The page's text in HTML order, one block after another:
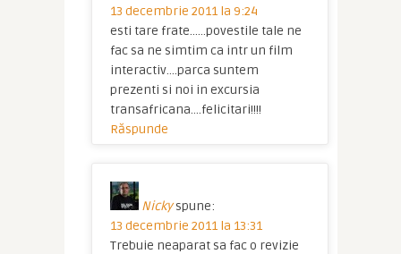
13 decembrie 2011 la 9:24
esti tare frate……povestile tale ne
fac sa ne simtim ca intr un film
interactiv….parca suntem
prezenti si noi in excursia
transafricana….felicitari!!!!
Răspunde
Nicky spune:
13 decembrie 2011 la 13:31
Trebuie neaparat sa fac o revizie